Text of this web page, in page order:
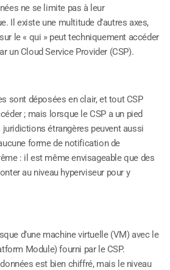
ne se limite pas à leur
Il existe une multitude d’autres axes,
le « qui » peut techniquement accéder
un Cloud Service Provider (CSP).
sont déposées en clair, et tout CSP
; mais lorsque le CSP a un pied
étrangères peuvent aussi
forme de notification de
: il est même envisageable que des
au niveau hyperviseur pour y
d’une machine virtuelle (VM) avec le
Module) fourni par le CSP.
est bien chiffré, mais le niveau